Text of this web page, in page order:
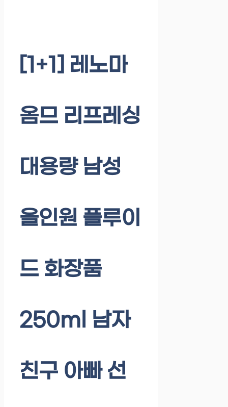
[1+1] 레노마
옴므 리프레싱
대용량 남성
올인원 플루이
드 화장품
250ml 남자
친구 아빠 선